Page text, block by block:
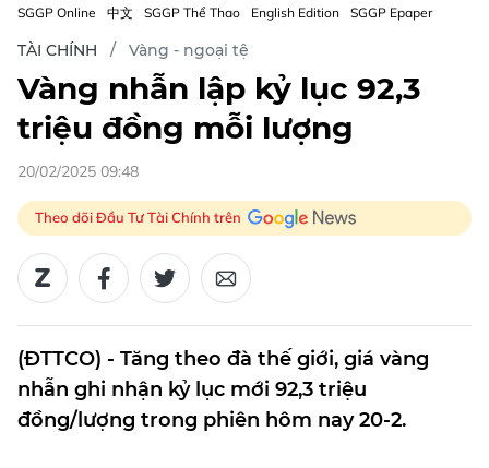
SGGP Online 中文 SGGP Thể Thao English Edition SGGP Epaper
TÀI CHÍNH Vàng - ngoại tệ
Vàng nhẫn lập kỷ lục 92,3
triệu đồng mỗi lượng
20/02/2025 09:48
Theo dõi Đầu Tư Tài Chính trên
(ĐTTCO) - Tăng theo đà thế giới, giá vàng
nhẫn ghi nhận kỷ lục mới 92,3 triệu
đồng/lượng trong phiên hôm nay 20-2.